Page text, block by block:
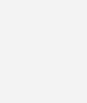
hocheffizienten
erhöht. Erreichte
einen maximalen
jetzt